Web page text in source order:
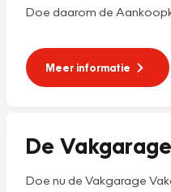
Doe daarom de
Meer informatie
De
Doe nu de Vakgarage